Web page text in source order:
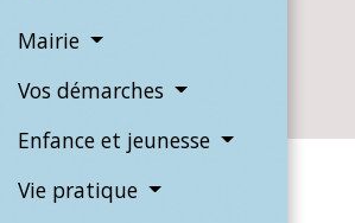
Mairie
Vos démarches
Enfance et jeunesse
Vie pratique